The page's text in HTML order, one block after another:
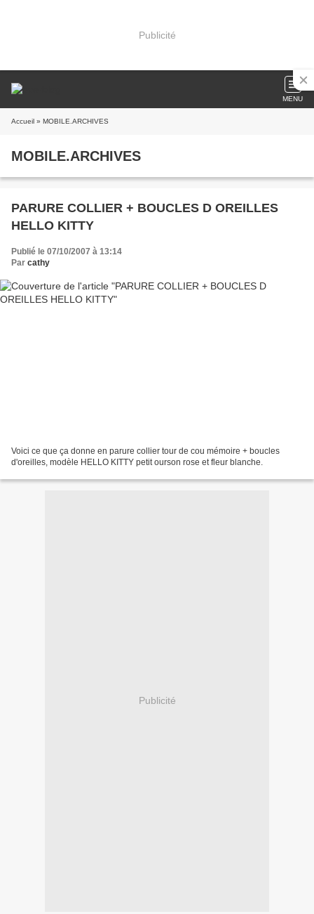
Publicité
MENU
Accueil » MOBILE.ARCHIVES
MOBILE.ARCHIVES
PARURE COLLIER + BOUCLES D OREILLES
HELLO KITTY
Publié le 07/10/2007 à 13:14
Par cathy
Voici ce que ça donne en parure collier tour de cou mémoire + boucles
d'oreilles, modèle HELLO KITTY petit ourson rose et fleur blanche.
Publicité